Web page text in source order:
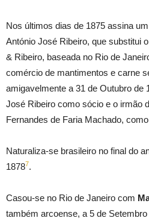
Nos últimos dias de 1875 assina
António José Ribeiro, que substitui
& Ribeiro, baseada no Rio de
comércio de mantimentos e carne
amigavelmente a 31 de Outubro de
José Ribeiro como sócio e o irmão
Fernandes de Faria Machado,
Naturaliza-se brasileiro no final do
18787.
Casou-se no Rio de Janeiro com
também arcoense, a 5 de